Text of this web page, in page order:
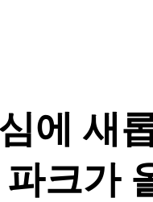
에 새
크가